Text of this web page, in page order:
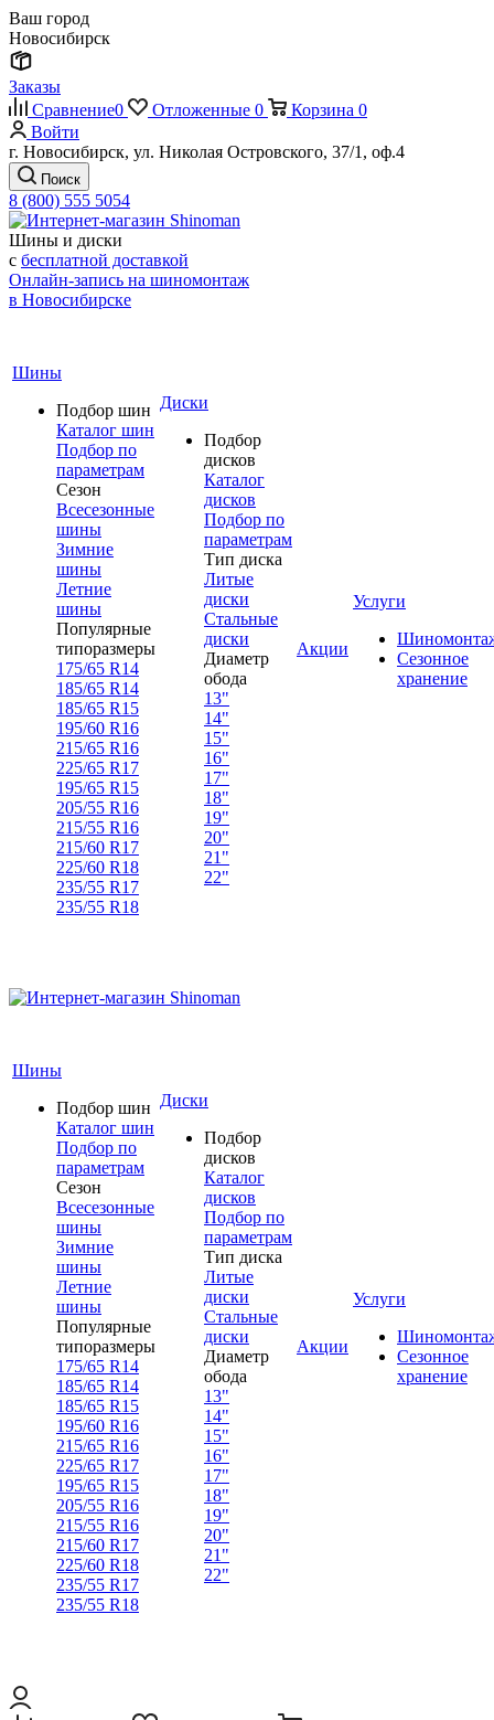
Ваш город
Новосибирск
Заказы
Сравнение0 Отложенные 0 Корзина 0
Войти
г. Новосибирск, ул. Николая Островского, 37/1, оф.4
Поиск
8 (800) 555 5054
Шины и диски
с бесплатной доставкой
Онлайн-запись на шиномонтаж
в Новосибирске
Шины
Подбор шин
Каталог шин
Подбор по
параметрам
Сезон
Всесезонные
шины
Зимние
шины
Летние
шины
Популярные
типоразмеры
175/65 R14
185/65 R14
185/65 R15
195/60 R16
215/65 R16
225/65 R17
195/65 R15
205/55 R16
215/55 R16
215/60 R17
225/60 R18
235/55 R17
235/55 R18
Диски
Подбор
дисков
Каталог
дисков
Подбор по
параметрам
Тип диска
Литые
диски
Стальные
диски
Диаметр
обода
13"
14"
15"
16"
17"
18"
19"
20"
21"
22"
Акции
Услуги
Сезонное
хранение
Шины
Подбор шин
Каталог шин
Подбор по
параметрам
Сезон
Всесезонные
шины
Зимние
шины
Летние
шины
Популярные
типоразмеры
175/65 R14
185/65 R14
185/65 R15
195/60 R16
215/65 R16
225/65 R17
195/65 R15
205/55 R16
215/55 R16
215/60 R17
225/60 R18
235/55 R17
235/55 R18
Диски
Подбор
дисков
Каталог
дисков
Подбор по
параметрам
Тип диска
Литые
диски
Стальные
диски
Диаметр
обода
13"
14"
15"
16"
17"
18"
19"
20"
21"
22"
Акции
Услуги
Сезонное
хранение